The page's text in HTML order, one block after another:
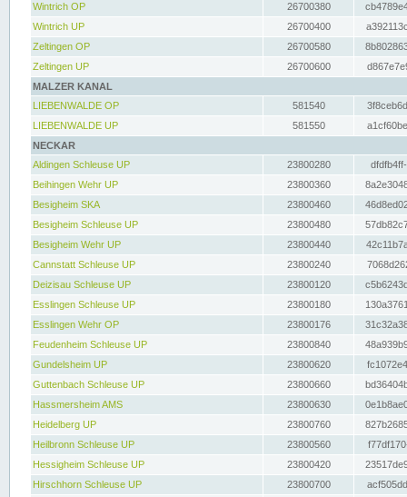
Wintrich OP
26700380
Wintrich UP
26700400
Zeltingen OP
26700580
Zeltingen UP
26700600
MALZER KANAL
LIEBENWALDE OP
581540
LIEBENWALDE UP
581550
NECKAR
Aldingen Schleuse UP
23800280
Beihingen Wehr UP
23800360
Besigheim SKA
23800460
Besigheim Schleuse UP
23800480
Besigheim Wehr UP
23800440
Cannstatt Schleuse UP
23800240
Deizisau Schleuse UP
23800120
Esslingen Schleuse UP
23800180
Esslingen Wehr OP
23800176
Feudenheim Schleuse UP
23800840
Gundelsheim UP
23800620
Guttenbach Schleuse UP
23800660
Hassmersheim AMS
23800630
Heidelberg UP
23800760
Heilbronn Schleuse UP
23800560
Hessigheim Schleuse UP
23800420
Hirschhorn Schleuse UP
23800700